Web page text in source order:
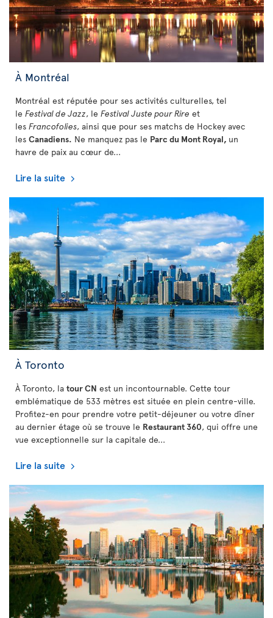
À Montréal
Montréal est réputée pour ses activités culturelles, tel
le Festival de Jazz, le Festival Juste pour Rire et
les Francofolies, ainsi que pour ses matchs de Hockey avec
les Canadiens. Ne manquez pas le Parc du Mont Royal, un
havre de paix au cœur de...
Lire la suite
À Toronto
À Toronto, la tour CN est un incontournable. Cette tour
emblématique de 533 mètres est située en plein centre-ville.
Profitez-en pour prendre votre petit-déjeuner ou votre dîner
au dernier étage où se trouve le Restaurant 360, qui offre une
vue exceptionnelle sur la capitale de...
Lire la suite